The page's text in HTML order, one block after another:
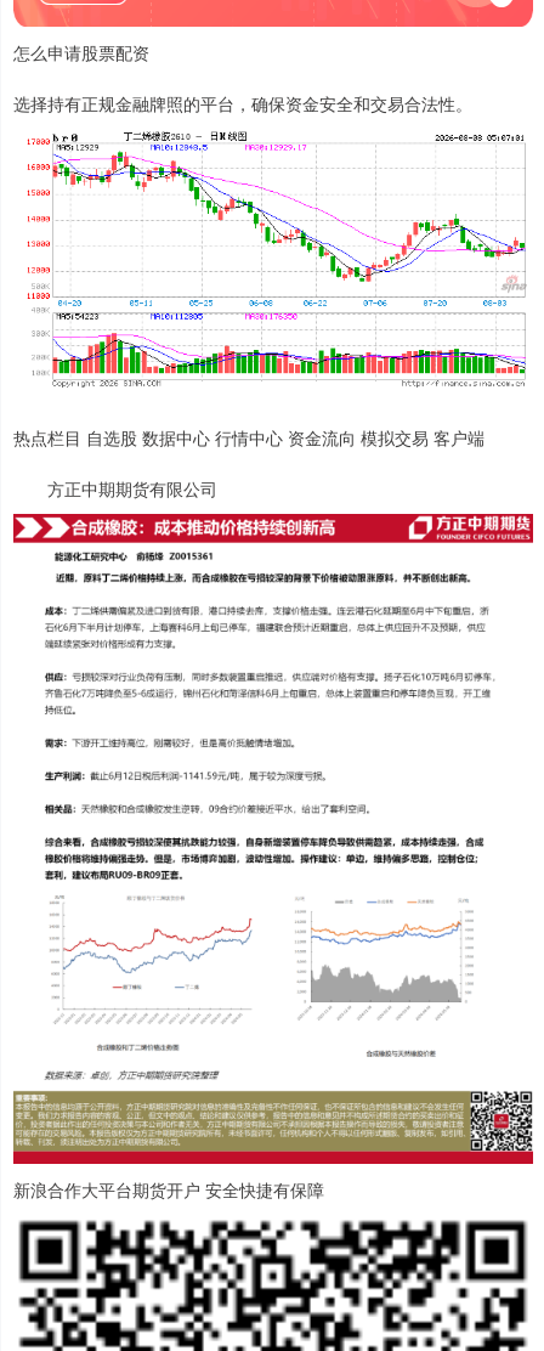
怎么申请股票配资
选择持有正规金融牌照的平台，确保资金安全和交易合法性。
热点栏目 自选股 数据中心 行情中心 资金流向 模拟交易 客户端
方正中期期货有限公司
新浪合作大平台期货开户 安全快捷有保障